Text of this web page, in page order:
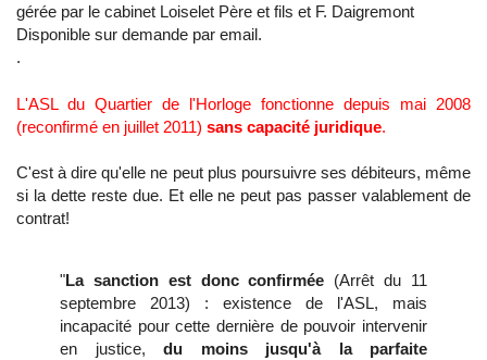
gérée par le cabinet Loiselet Père et fils et F. Daigremont
Disponible sur demande par email.
.
L'ASL du Quartier de l'Horloge fonctionne depuis mai 2008
(reconfirmé en juillet 2011) sans capacité juridique.
C'est à dire qu'elle ne peut plus poursuivre ses débiteurs, même
si la dette reste due. Et elle ne peut pas passer valablement de
contrat!
"La sanction est donc confirmée (Arrêt du 11
septembre 2013) : existence de l'ASL, mais
incapacité pour cette dernière de pouvoir intervenir
en justice, du moins jusqu'à la parfaite